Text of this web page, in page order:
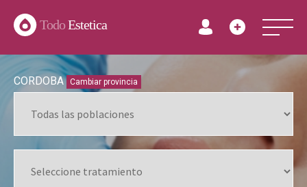
TodoEstetica
CORDOBA Cambiar provincia